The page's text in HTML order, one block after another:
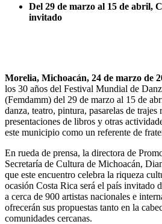
Del 29 de marzo al 15 de abril,
invitado
Morelia, Michoacán, 24 de marzo de
los 30 años del Festival Mundial de
(Femdamm) del 29 de marzo al 15 de
danza, teatro, pintura, pasarelas de trajes
presentaciones de libros y otras
este municipio como un referente de
En rueda de prensa, la directora de
Secretaría de Cultura de Michoacán,
que este encuentro celebra la riqueza
ocasión Costa Rica será el país invitado
a cerca de 900 artistas nacionales e
ofrecerán sus propuestas tanto en la
comunidades cercanas.